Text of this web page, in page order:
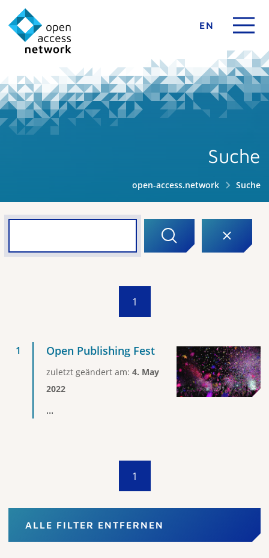
EN
Suche
open-access.network Suche
1
Open Publishing Fest
zuletzt geändert am: 4. May
2022
...
1
ALLE FILTER ENTFERNEN